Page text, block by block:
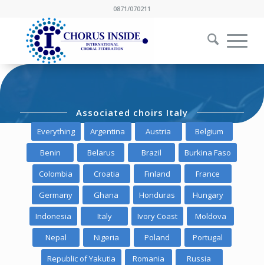
0871/070211
Associated choirs Italy
Everything Argentina Austria
Belgium
Benin
Belarus Brazil
Burkina Faso
Colombia
Croatia Finland
France
Germany
Ghana Honduras
Hungary
Indonesia
Italy Ivory Coast
Moldova
Nepal
Nigeria Poland
Portugal
Republic of Yakutia
Romania
Russia